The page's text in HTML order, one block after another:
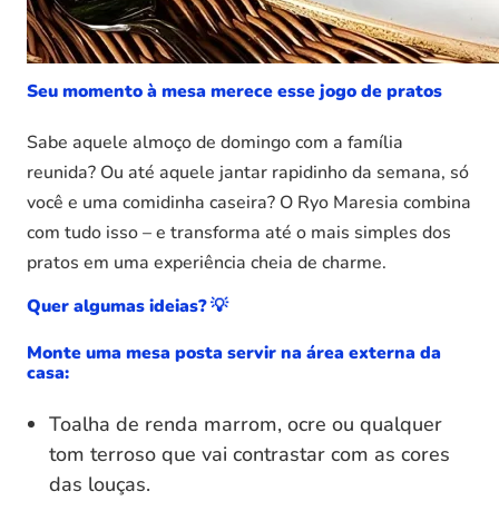
Seu momento à mesa merece esse jogo de pratos
Sabe aquele almoço de domingo com a família
reunida? Ou até aquele jantar rapidinho da semana, só
você e uma comidinha caseira? O Ryo Maresia combina
com tudo isso – e transforma até o mais simples dos
pratos em uma experiência cheia de charme.
Quer algumas ideias?💡
Monte uma mesa posta servir na área externa da
casa:
Toalha de renda marrom, ocre ou qualquer
tom terroso que vai contrastar com as cores
das louças.